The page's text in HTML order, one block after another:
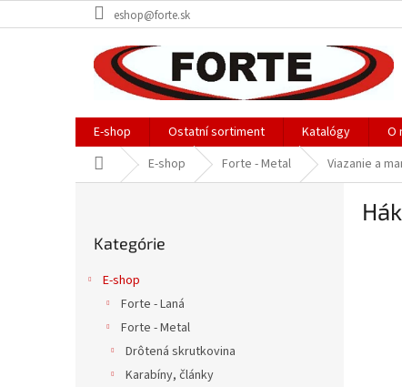
na
eshop@forte.sk
E-shop Ostatní sortiment Katalógy O
DomovE-shop Forte - Metal Viazanie a
kategórie
Kategórie
E-shop
Forte - Laná
Forte - Metal
Drôtená skrutkovina
Karabíny, články